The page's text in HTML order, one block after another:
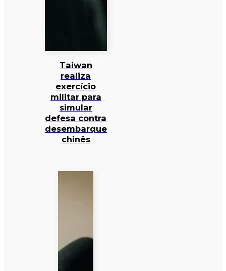
Taiwan
realiza
exercício
militar para
simular
defesa contra
desembarque
chinês